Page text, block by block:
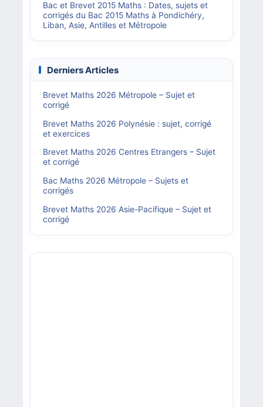
Bac et Brevet 2015 Maths : Dates, sujets et
corrigés du Bac 2015 Maths à Pondichéry,
Liban, Asie, Antilles et Métropole
Derniers Articles
Brevet Maths 2026 Métropole – Sujet et
corrigé
Brevet Maths 2026 Polynésie : sujet, corrigé
et exercices
Brevet Maths 2026 Centres Etrangers – Sujet
et corrigé
Bac Maths 2026 Métropole – Sujets et
corrigés
Brevet Maths 2026 Asie-Pacifique – Sujet et
corrigé